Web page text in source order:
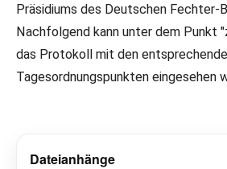
Präsidiums des Deutschen Fechter-
Nachfolgend kann unter dem Punkt
das Protokoll mit den
Tagesordnungspunkten eingesehen
Dateianhänge